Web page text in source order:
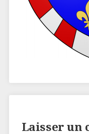
Laisser un